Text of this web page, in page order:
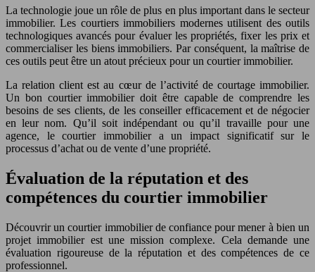
La technologie joue un rôle de plus en plus important dans le secteur
immobilier. Les courtiers immobiliers modernes utilisent des outils
technologiques avancés pour évaluer les propriétés, fixer les prix et
commercialiser les biens immobiliers. Par conséquent, la maîtrise de
ces outils peut être un atout précieux pour un courtier immobilier.
La relation client est au cœur de l’activité de courtage immobilier.
Un bon courtier immobilier doit être capable de comprendre les
besoins de ses clients, de les conseiller efficacement et de négocier
en leur nom. Qu’il soit indépendant ou qu’il travaille pour une
agence, le courtier immobilier a un impact significatif sur le
processus d’achat ou de vente d’une propriété.
Évaluation de la réputation et des
compétences du courtier immobilier
Découvrir un courtier immobilier de confiance pour mener à bien un
projet immobilier est une mission complexe. Cela demande une
évaluation rigoureuse de la réputation et des compétences de ce
professionnel.